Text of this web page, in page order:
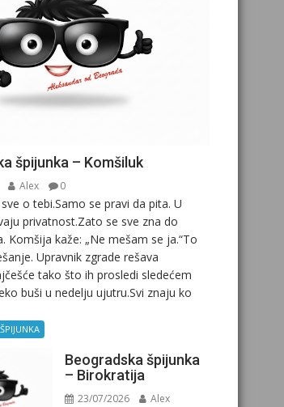
špijunka – Komšiluk
Alex 0
o tebi.Samo se pravi da pita. U
privatnost.Zato se sve zna do
Komšija kaže: „Ne mešam se ja.“To
Upravnik zgrade rešava
tako što ih prosledi sledećem
buši u nedelju ujutru.Svi znaju ko
Beogradska špijunka
– Birokratija
23/07/2026 Alex